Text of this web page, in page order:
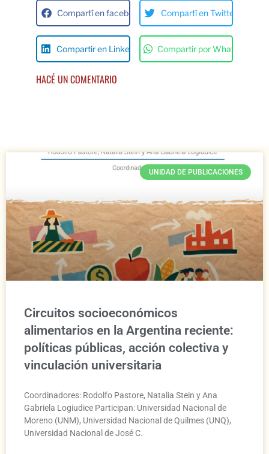
Compartí en facebok Compartí en Twitter
Compartir en Linkedin Compartir por Whats App
HACÉ UN COMENTARIO
UNIDAD DE PUBLICACIONES
Circuitos socioeconómicos
alimentarios en la Argentina reciente:
políticas públicas, acción colectiva y
vinculación universitaria
Coordinadores: Rodolfo Pastore, Natalia Stein y Ana
Gabriela Logiudice Participan: Universidad Nacional de
Moreno (UNM), Universidad Nacional de Quilmes (UNQ),
Universidad Nacional de José C.